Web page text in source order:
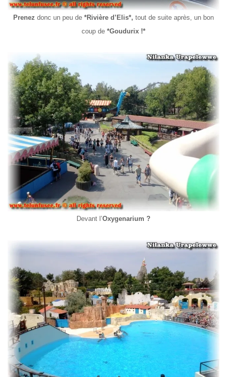
Prenez donc un peu de *Rivière d’Elis*, tout de suite après, un bon
coup de *Goudurix !*
Devant l’Oxygenarium ?